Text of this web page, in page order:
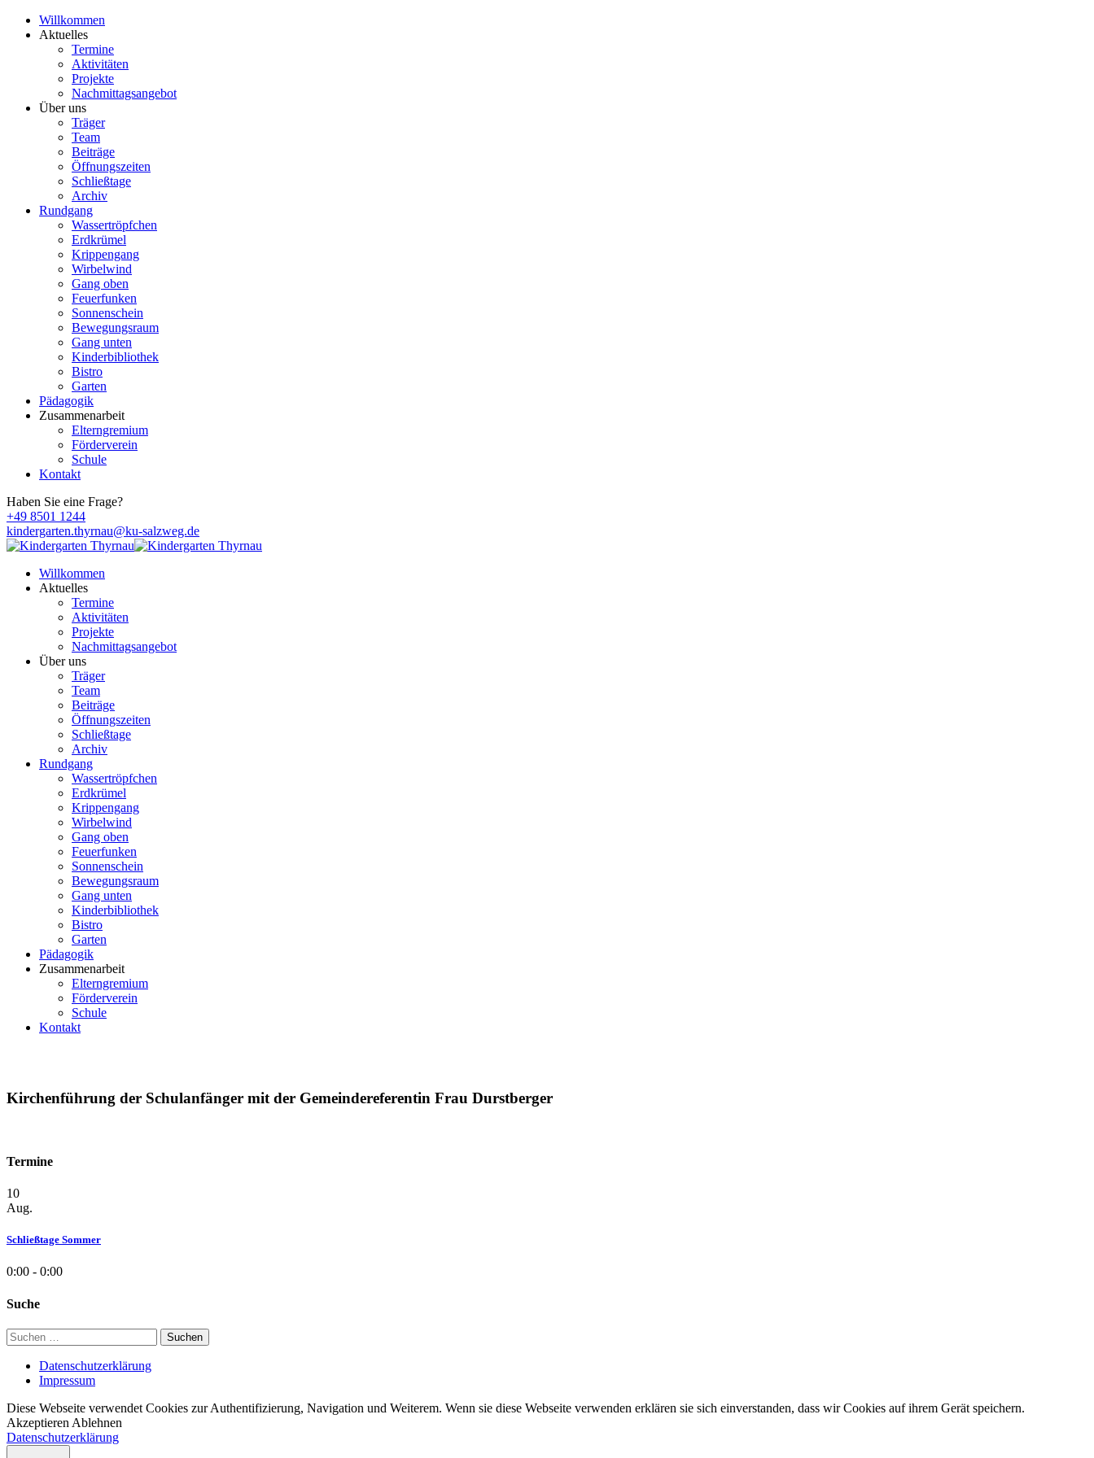
Willkommen
Aktuelles
Termine
Aktivitäten
Projekte
Nachmittagsangebot
Über uns
Träger
Team
Beiträge
Öffnungszeiten
Schließtage
Archiv
Rundgang
Wassertröpfchen
Erdkrümel
Krippengang
Wirbelwind
Gang oben
Feuerfunken
Sonnenschein
Bewegungsraum
Gang unten
Kinderbibliothek
Bistro
Garten
Pädagogik
Zusammenarbeit
Elterngremium
Förderverein
Schule
Kontakt
Haben Sie eine Frage?
+49 8501 1244
kindergarten.thyrnau@ku-salzweg.de
Willkommen
Aktuelles
Termine
Aktivitäten
Projekte
Nachmittagsangebot
Über uns
Träger
Team
Beiträge
Öffnungszeiten
Schließtage
Archiv
Rundgang
Wassertröpfchen
Erdkrümel
Krippengang
Wirbelwind
Gang oben
Feuerfunken
Sonnenschein
Bewegungsraum
Gang unten
Kinderbibliothek
Bistro
Garten
Pädagogik
Zusammenarbeit
Elterngremium
Förderverein
Schule
Kontakt
Kirchenführung der Schulanfänger mit der Gemeindereferentin Frau Durstberger
Termine
10
Aug.
Schließtage Sommer
0:00 - 0:00
Suche
Suchen
nach:
Datenschutzerklärung
Impressum
Diese Webseite verwendet Cookies zur Authentifizierung, Navigation und Weiterem. Wenn sie diese Webseite verwenden erklären sie sich einverstanden, dass wir Cookies auf ihrem Gerät speichern.
Akzeptieren Ablehnen
Datenschutzerklärung